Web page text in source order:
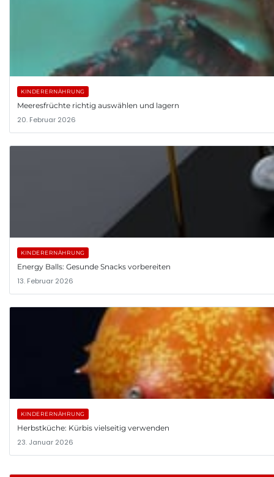
KINDERERNÄHRUNG
Meeresfrüchte richtig auswählen und lagern
20. Februar 2026
KINDERERNÄHRUNG
Energy Balls: Gesunde Snacks vorbereiten
13. Februar 2026
KINDERERNÄHRUNG
Herbstküche: Kürbis vielseitig verwenden
23. Januar 2026